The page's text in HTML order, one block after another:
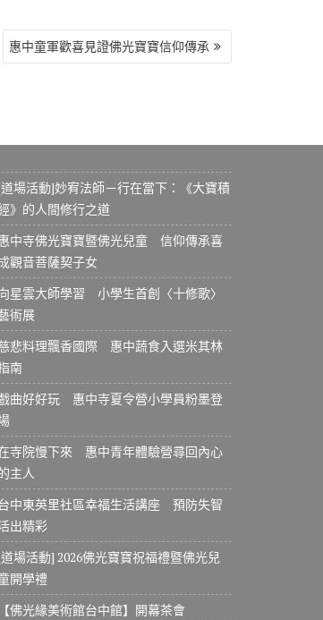
惠中童軍歡喜見證佛光寶寶信仰傳承
場活動]妙宥法師－行在當下：《大寶積
》的人間修行之道
中寺佛光寶寶暨佛光兒童 信仰傳承喜
觀音菩薩契子女
星雲大師學習 小學生首創〈十修歌〉
術展
悲料理飄香國際 惠中蔬食入選米其林
南
曲好好玩 惠中寺夏令營小學員粉墨登
寺院慢下來 惠中青年體驗營尋回內心
主人
中東英里社區幸福生活講座 預防失智
出精彩
場活動] 2026佛光寶寶祝福禮暨佛光兒
開學禮
【佛光緣美術館台中館】開幕茶會